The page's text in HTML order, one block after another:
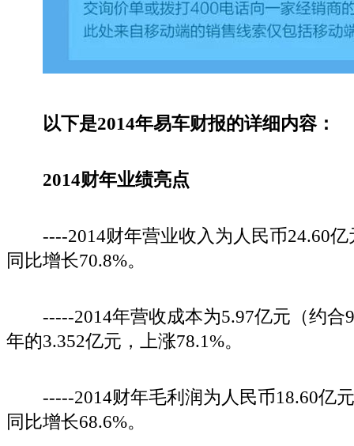
以下是2014年易车财报的详细内容：
2014财年业绩亮点
----2014财年营业收入为人民币24.60亿
同比增长70.8%。
-----2014年营收成本为5.97亿元（约合9
年的3.352亿元，上涨78.1%。
-----2014财年毛利润为人民币18.60亿元
同比增长68.6%。